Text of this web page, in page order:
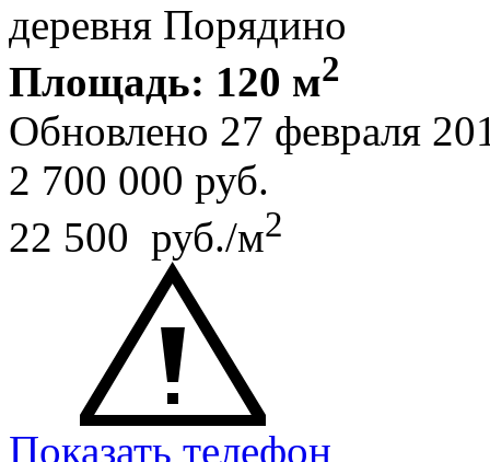
деревня Порядино
Площадь: 120 м2
Обновлено 27 февраля
2 700 000 руб.
22 500 руб./м2
Показать телефон